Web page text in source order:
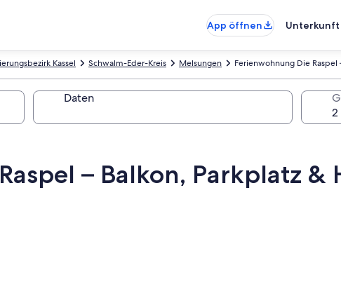
App öffnen
Ferienwohnung Die
Melsungen
Schwalm-Eder-Kreis
Kassel
Daten
– Balkon, Parkplatz